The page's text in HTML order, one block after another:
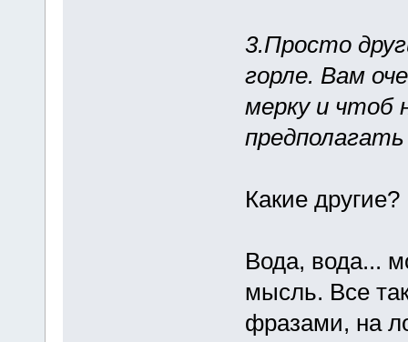
3.Просто
горле. Вам
мерку и чтоб
Какие
Вода, вода...
мысль. Все
фразами, на